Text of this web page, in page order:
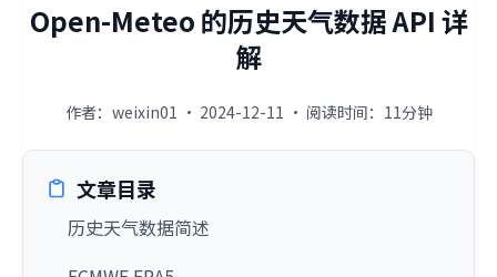
Open-Meteo 的历史天气数据 API 详
解
作者：weixin01 · 2024-12-11 · 阅读时间：11分钟
文章目录
历史天气数据简述